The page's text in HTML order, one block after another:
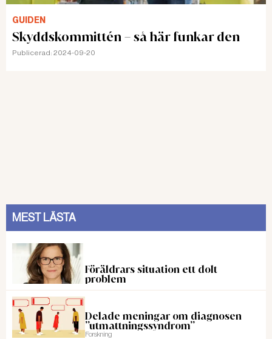
GUIDEN
Skyddskommittén – så här funkar den
Publicerad: 2024-09-20
MEST LÄSTA
Föräldrars situation ett dolt
problem
Delade meningar om diagnosen
”utmattningssyndrom”
Forskning